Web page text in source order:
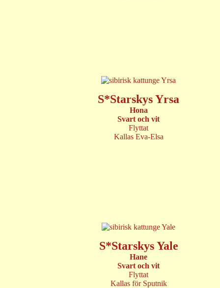
S*Starskys Yrsa
Hona
Svart och vit
Flyttat
Kallas Eva-Elsa
S*Starskys Yale
Hane
Svart och vit
Flyttat
Kallas för Sputnik